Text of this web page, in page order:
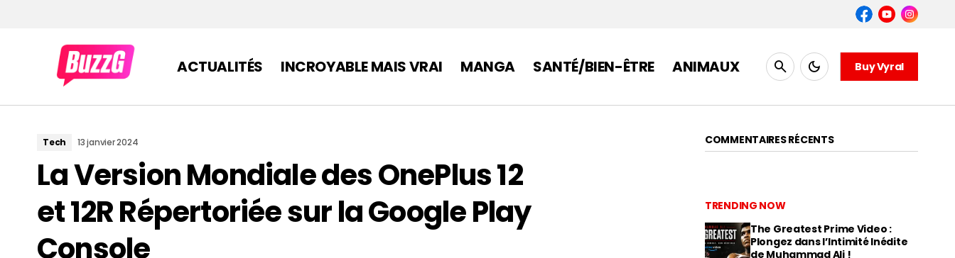
ACTUALITÉS INCROYABLE MAIS VRAI MANGA SANTÉ/BIEN-ÊTRE ANIMAUX Buy Vyral
Tech 13 janvier 2024
La Version Mondiale des OnePlus 12
et 12R Répertoriée sur la Google Play
Console
COMMENTAIRES RÉCENTS
TRENDING NOW
The Greatest Prime Video :
Plongez dans l’Intimité Inédite
de Muhammad Ali !